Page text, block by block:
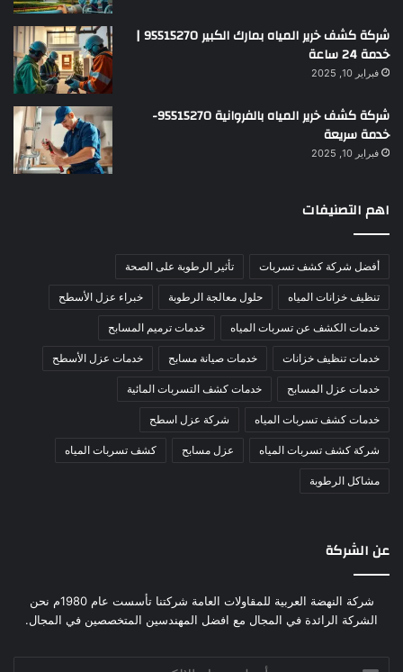
شركة كشف خرير المياه بمارك الكبير 95515270 |
خدمة 24 ساعة
فبراير 10, 2025
شركة كشف خرير المياه بالفروانية 95515270-
خدمة سريعة
فبراير 10, 2025
اهم التصنيفات
أفضل شركة كشف تسربات تأثير الرطوبة على الصحة
تنظيف خزانات المياه حلول معالجة الرطوبة خبراء عزل الأسطح
خدمات الكشف عن تسربات المياه خدمات ترميم المسابح
خدمات تنظيف خزانات خدمات صيانة مسابح خدمات عزل الأسطح
خدمات عزل المسابح خدمات كشف التسربات المائية
خدمات كشف تسربات المياه شركة عزل اسطح
شركة كشف تسربات المياه عزل مسابح كشف تسربات المياه
مشاكل الرطوبة
عن الشركة
شركة النهضة العربية للمقاولات العامة شركتنا تأسست عام 1980م نحن
الشركة الرائدة في المجال مع افضل المهندسين المتخصصين في المجال.